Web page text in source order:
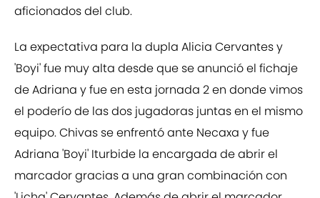
aficionados del club.
La expectativa para la dupla Alicia Cervantes y
'Boyi' fue muy alta desde que se anunció el fichaje
de Adriana y fue en esta jornada 2 en donde vimos
el poderío de las dos jugadoras juntas en el mismo
equipo. Chivas se enfrentó ante Necaxa y fue
Adriana 'Boyi' Iturbide la encargada de abrir el
marcador gracias a una gran combinación con